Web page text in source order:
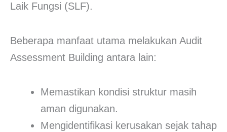
Laik Fungsi (SLF).
Beberapa manfaat utama melakukan Audit
Assessment Building antara lain:
Memastikan kondisi struktur masih
aman digunakan.
Mengidentifikasi kerusakan sejak tahap